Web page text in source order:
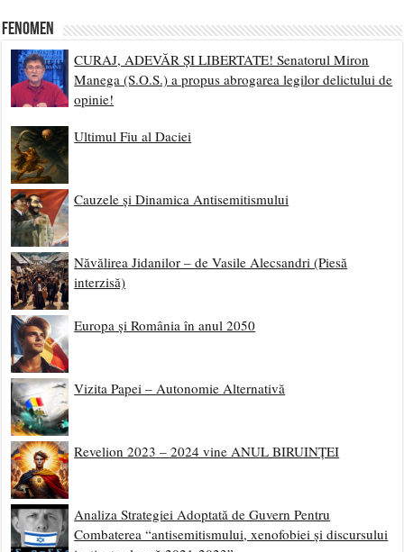
Fenomen
CURAJ, ADEVĂR ȘI LIBERTATE! Senatorul Miron
Manega (S.O.S.) a propus abrogarea legilor delictului de
opinie!
Ultimul Fiu al Daciei
Cauzele și Dinamica Antisemitismului
Năvălirea Jidanilor – de Vasile Alecsandri (Piesă
interzisă)
Europa și România în anul 2050
Vizita Papei – Autonomie Alternativă
Revelion 2023 – 2024 vine ANUL BIRUINȚEI
Analiza Strategiei Adoptată de Guvern Pentru
Combaterea “antisemitismului, xenofobiei și discursului